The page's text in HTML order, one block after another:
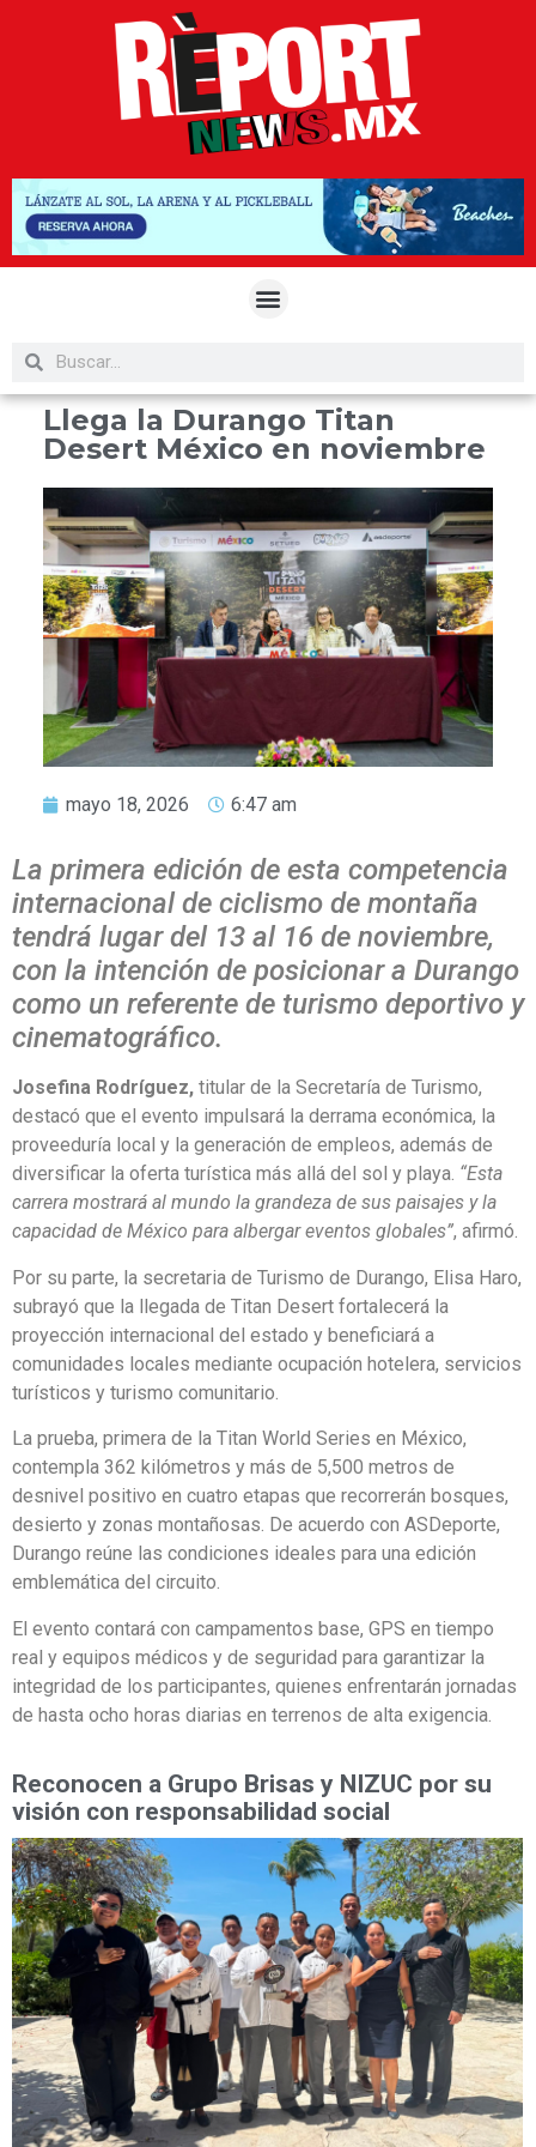
Llega la Durango Titan
Desert México en noviembre
mayo 18, 2026 6:47 am
La primera edición de esta competencia
internacional de ciclismo de montaña
tendrá lugar del 13 al 16 de noviembre,
con la intención de posicionar a Durango
como un referente de turismo deportivo y
cinematográfico.
Josefina Rodríguez, titular de la Secretaría de Turismo,
destacó que el evento impulsará la derrama económica, la
proveeduría local y la generación de empleos, además de
diversificar la oferta turística más allá del sol y playa. “Esta
carrera mostrará al mundo la grandeza de sus paisajes y la
capacidad de México para albergar eventos globales”, afirmó.
Por su parte, la secretaria de Turismo de Durango, Elisa Haro,
subrayó que la llegada de Titan Desert fortalecerá la
proyección internacional del estado y beneficiará a
comunidades locales mediante ocupación hotelera, servicios
turísticos y turismo comunitario.
La prueba, primera de la Titan World Series en México,
contempla 362 kilómetros y más de 5,500 metros de
desnivel positivo en cuatro etapas que recorrerán bosques,
desierto y zonas montañosas. De acuerdo con ASDeporte,
Durango reúne las condiciones ideales para una edición
emblemática del circuito.
El evento contará con campamentos base, GPS en tiempo
real y equipos médicos y de seguridad para garantizar la
integridad de los participantes, quienes enfrentarán jornadas
de hasta ocho horas diarias en terrenos de alta exigencia.
Reconocen a Grupo Brisas y NIZUC por su
visión con responsabilidad social